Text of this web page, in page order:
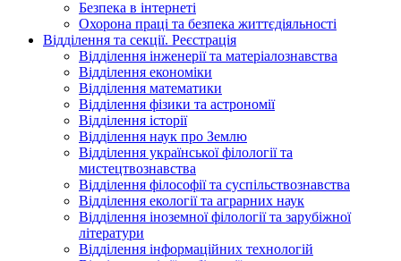
Безпека в інтернеті
Охорона праці та безпека життєдіяльності
Відділення та секції. Реєстрація
Відділення інженерії та матеріалознавства
Відділення економіки
Відділення математики
Відділення фізики та астрономії
Відділення історії
Відділення наук про Землю
Відділення української філології та
мистецтвознавства
Відділення філософії та суспільствознавства
Відділення екології та аграрних наук
Відділення іноземної філології та зарубіжної
літератури
Відділення інформаційних технологій